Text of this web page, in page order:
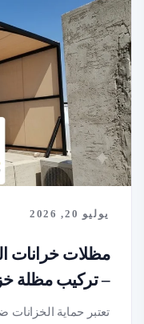
يوليو 20, 2026
– تركيب مظلة
تعتبر حماية